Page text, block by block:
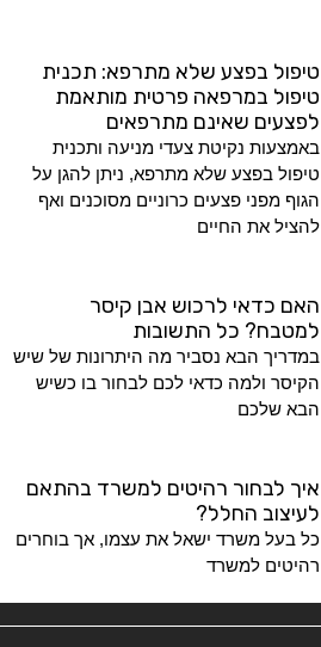
טיפול בפצע שלא מתרפא: תכנית
טיפול במרפאה פרטית מותאמת
לפצעים שאינם מתרפאים
באמצעות נקיטת צעדי מניעה ותכנית
טיפול בפצע שלא מתרפא, ניתן להגן על
הגוף מפני פצעים כרוניים מסוכנים ואף
להציל את החיים
האם כדאי לרכוש אבן קיסר
למטבח? כל התשובות
במדריך הבא נסביר מה היתרונות של שיש
הקיסר ולמה כדאי לכם לבחור בו כשיש
הבא שלכם
איך לבחור רהיטים למשרד בהתאם
לעיצוב החלל?
כל בעל משרד ישאל את עצמו, אך בוחרים
רהיטים למשרד